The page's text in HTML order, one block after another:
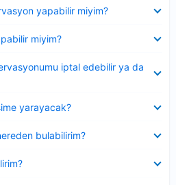
yapabilir miyim?
miyim?
iptal edebilir ya da
yarayacak?
bulabilirim?